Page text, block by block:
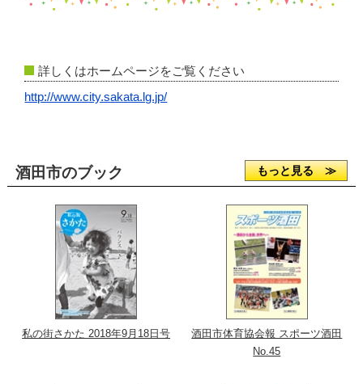
詳しくはホームページをご覧ください
http://www.city.sakata.lg.jp/
酒田市のブック もっと見る ≫
私の街さかた 2018年9月18日号
酒田市体育協会報 スポーツ酒田
No.45